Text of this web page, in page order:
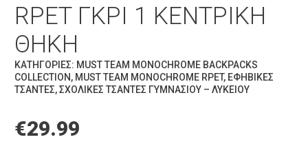
RPET ΓΚΡΙ 1 ΚΕΝΤΡΙΚΉ
ΘΉΚΗ
ΚΑΤΗΓΟΡΊΕΣ: MUST TEAM MONOCHROME BACKPACKS
COLLECTION, MUST TEAM MONOCHROME RPET, ΕΦΗΒΙΚΈΣ
ΤΣΆΝΤΕΣ,ΣΧΟΛΙΚΈΣ ΤΣΆΝΤΕΣ ΓΥΜΝΑΣΊΟΥ – ΛΥΚΕΊΟΥ
€29.99